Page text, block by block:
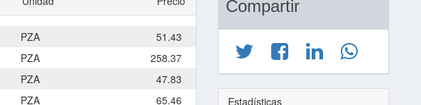
PZA
51.43
PZA
258.37
PZA
47.83
PZA
65.46
Compartir
Estadísticas